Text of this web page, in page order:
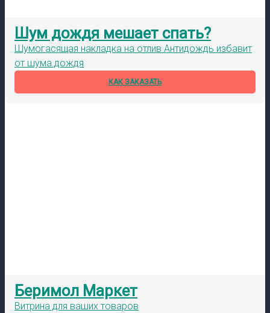
Шум дождя мешает спать?
Шумогасящая накладка на отлив Антидождь избавит
от шума дождя
КАК ЗАКАЗАТЬ
Беримол Маркет
Витрина для ваших товаров